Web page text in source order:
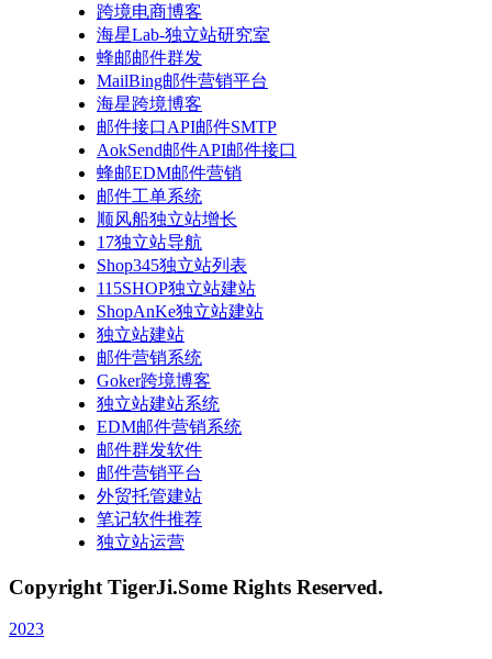
跨境电商博客
海星Lab-独立站研究室
蜂邮邮件群发
MailBing邮件营销平台
海星跨境博客
邮件接口API邮件SMTP
AokSend邮件API邮件接口
蜂邮EDM邮件营销
邮件工单系统
顺风船独立站增长
17独立站导航
Shop345独立站列表
115SHOP独立站建站
ShopAnKe独立站建站
独立站建站
邮件营销系统
Goker跨境博客
独立站建站系统
EDM邮件营销系统
邮件群发软件
邮件营销平台
外贸托管建站
笔记软件推荐
独立站运营
Copyright TigerJi.Some Rights Reserved.
2023